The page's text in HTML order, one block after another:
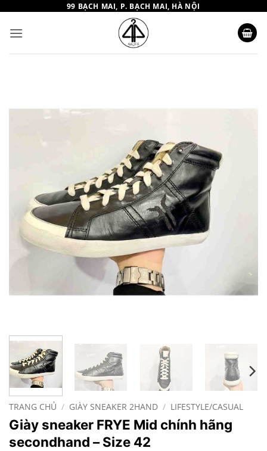
nội
dung
99 BẠCH MAI, P. BẠCH MAI, HÀ NỘI
TRANG CHỦ / GIÀY SNEAKER 2HAND / LIFESTYLE/CASUAL
Giày sneaker FRYE Mid chính hãng
secondhand – Size 42